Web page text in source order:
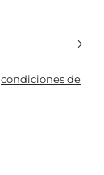
condiciones de